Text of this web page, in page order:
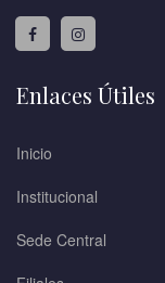
Enlaces Útiles
Inicio
Institucional
Sede Central